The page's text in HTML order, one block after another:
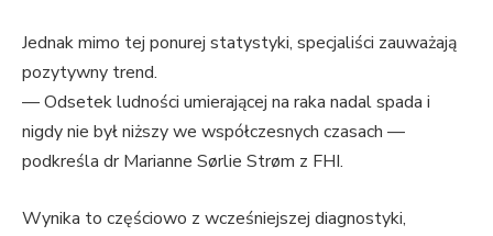
Jednak mimo tej ponurej statystyki, specjaliści zauważają
pozytywny trend.
— Odsetek ludności umierającej na raka nadal spada i
nigdy nie był niższy we współczesnych czasach —
podkreśla dr Marianne Sørlie Strøm z FHI.
Wynika to częściowo z wcześniejszej diagnostyki,